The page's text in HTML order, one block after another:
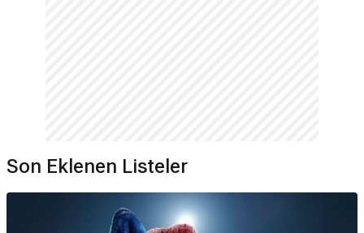
Son Eklenen Listeler